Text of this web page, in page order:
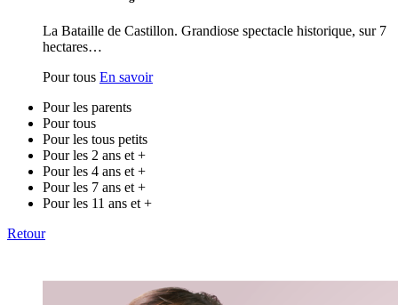
La Bataille de Castillon. Grandiose spectacle historique, sur 7
hectares…
Pour tous En savoir
Pour les parents
Pour tous
Pour les tous petits
Pour les 2 ans et +
Pour les 4 ans et +
Pour les 7 ans et +
Pour les 11 ans et +
Retour